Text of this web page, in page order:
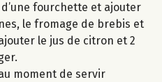
fourchette et ajouter
le fromage de brebis et
le jus de citron et 2
moment de servir